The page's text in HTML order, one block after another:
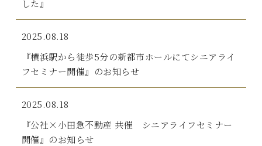
した』
2025.08.18
『横浜駅から徒歩5分の新都市ホールにてシニアライ
フセミナー開催』のお知らせ
2025.08.18
『公社×小田急不動産 共催 シニアライフセミナー
開催』のお知らせ